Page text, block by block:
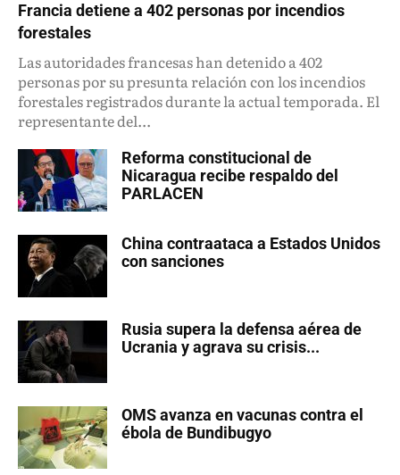
Francia detiene a 402 personas por incendios
forestales
Las autoridades francesas han detenido a 402
personas por su presunta relación con los incendios
forestales registrados durante la actual temporada. El
representante del...
Reforma constitucional de
Nicaragua recibe respaldo del
PARLACEN
China contraataca a Estados Unidos
con sanciones
Rusia supera la defensa aérea de
Ucrania y agrava su crisis...
OMS avanza en vacunas contra el
ébola de Bundibugyo